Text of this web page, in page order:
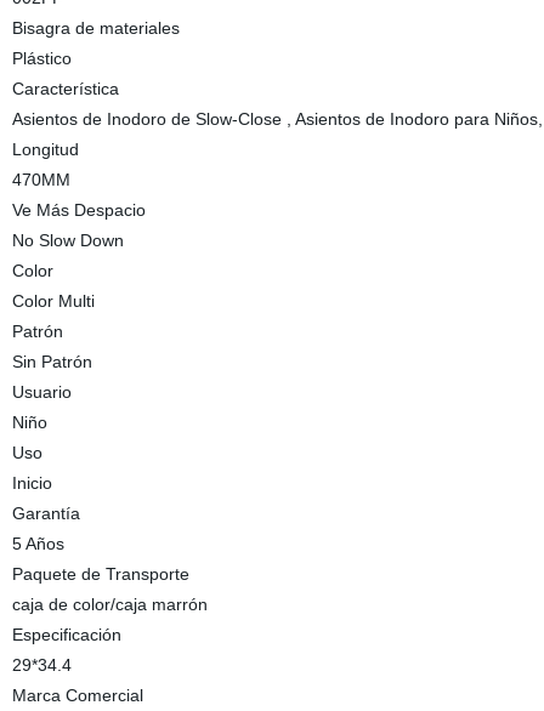
Bisagra de materiales
Plástico
Característica
Asientos de Inodoro de Slow-Close , Asientos de Inodoro para
Longitud
470MM
Ve Más Despacio
No Slow Down
Color
Color Multi
Patrón
Sin Patrón
Usuario
Niño
Uso
Inicio
Garantía
5 Años
Paquete de Transporte
caja de color/caja marrón
Especificación
29*34.4
Marca Comercial